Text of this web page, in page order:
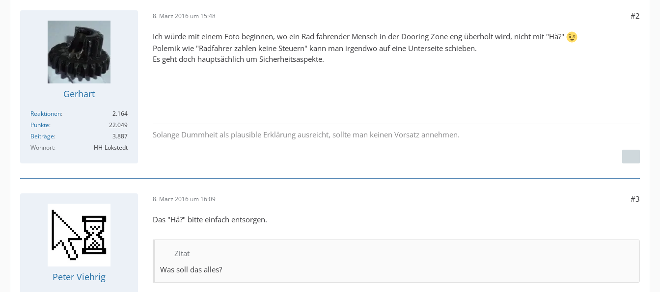
Gerhart
Reaktionen
2.164
Punkte
22.049
Beiträge
3.887
Wohnort
HH-Lokstedt
8. März 2016 um 15:48 #2
Ich würde mit einem Foto beginnen, wo ein Rad fahrender Mensch in der Dooring Zone eng überholt wird, nicht mit "Hä?"
Polemik wie "Radfahrer zahlen keine Steuern" kann man irgendwo auf eine Unterseite schieben.
Es geht doch hauptsächlich um Sicherheitsaspekte.
Solange Dummheit als plausible Erklärung ausreicht, sollte man keinen Vorsatz annehmen.
Peter Viehrig
8. März 2016 um 16:09 #3
Das "Hä?" bitte einfach entsorgen.
Zitat
Was soll das alles?